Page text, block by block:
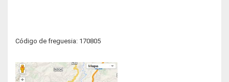
Código de freguesia: 170805